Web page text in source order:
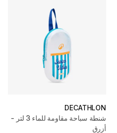
DECATHLON
شنطة سباحة مقاومة للماء 3 لتر -
أزرق